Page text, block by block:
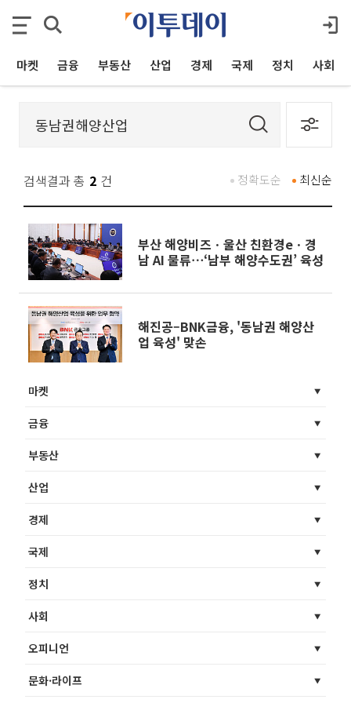
마켓 금융 부동산 산업 경제 국제 정치 사회
검색결과 총 2 건 최신순
정확도순
부산 해양비즈ㆍ울산 친환경eㆍ경
남 AI 물류⋯‘남부 해양수도권’ 육성
해진공–BNK금융, '동남권 해양산
업 육성' 맞손
마켓
금융
부동산
산업
경제
국제
정치
사회
오피니언
문화·라이프